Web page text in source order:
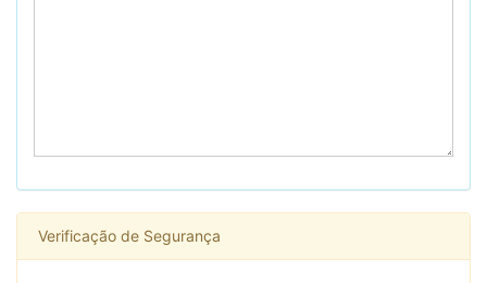
Verificação de Segurança